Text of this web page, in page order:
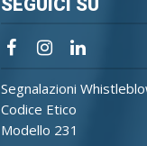
SEGUICI SU
Segnalazioni
Codice Etico
Modello 231